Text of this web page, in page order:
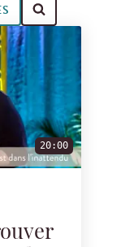
20:00